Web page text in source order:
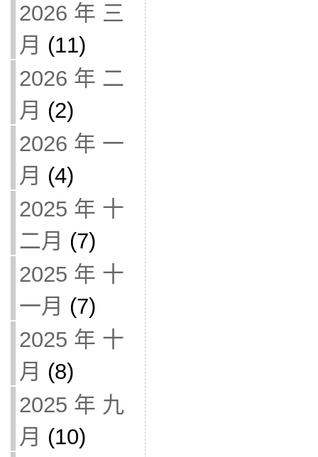
2026 年 三
月 (11)
2026 年 二
月 (2)
2026 年 一
月 (4)
2025 年 十
二月 (7)
2025 年 十
一月 (7)
2025 年 十
月 (8)
2025 年 九
月 (10)